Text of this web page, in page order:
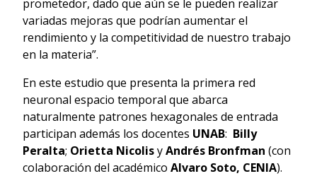
prometedor, dado que aún se le pueden realizar
variadas mejoras que podrían aumentar el
rendimiento y la competitividad de nuestro trabajo
en la materia”.
En este estudio que presenta la primera red
neuronal espacio temporal que abarca
naturalmente patrones hexagonales de entrada
participan además los docentes UNAB: Billy
Peralta; Orietta NicolisyAndrés Bronfman (con
colaboración del académico Alvaro Soto, CENIA).